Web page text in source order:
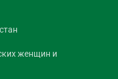
женщин и